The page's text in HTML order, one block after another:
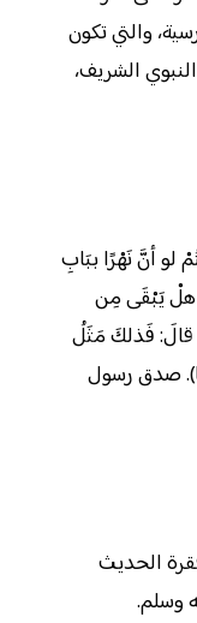
والتي تكون
الشريف،
لو أنَّ نَهْرًا ببَابِ
يَبْقَى مِن
قالَ: فَذلكَ مَثَلُ
صدق رسول
الحديث
وسلم.